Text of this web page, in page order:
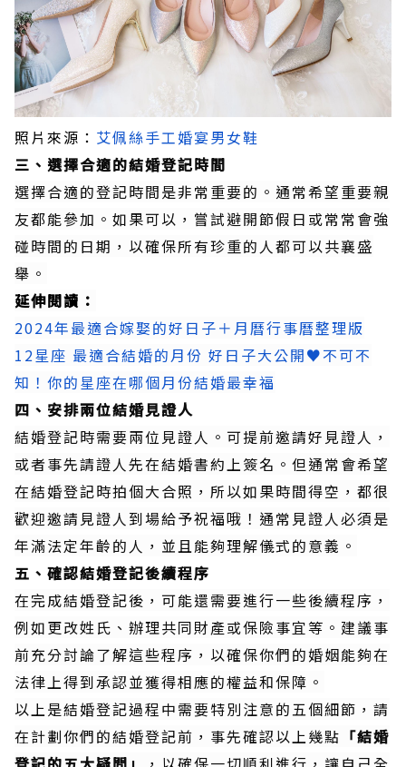
照片來源： 艾佩絲手工婚宴男女鞋
三、選擇合適的結婚登記時間
選擇合適的登記時間是非常重要的。通常希望重要親
友都能參加。如果可以，嘗試避開節假日或常常會強
碰時間的日期，以確保所有珍重的人都可以共襄盛
舉。
延伸閱讀：
2024年最適合嫁娶的好日子＋月曆行事曆整理版
12星座 最適合結婚的月份 好日子大公開♥不可不
知！你的星座在哪個月份結婚最幸福
四、安排兩位結婚見證人
結婚登記時需要兩位見證人。可提前邀請好見證人，
或者事先請證人先在結婚書約上簽名。但通常會希望
在結婚登記時拍個大合照，所以如果時間得空，都很
歡迎邀請見證人到場給予祝福哦！通常見證人必須是
年滿法定年齡的人，並且能夠理解儀式的意義。
五、確認結婚登記後續程序
在完成結婚登記後，可能還需要進行一些後續程序，
例如更改姓氏、辦理共同財產或保險事宜等。建議事
前充分討論了解這些程序，以確保你們的婚姻能夠在
法律上得到承認並獲得相應的權益和保障。
以上是結婚登記過程中需要特別注意的五個細節，請
在計劃你們的結婚登記前，事先確認以上幾點 「結婚